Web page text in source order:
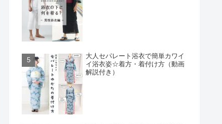
大人セパレート浴衣で簡単カワイ
イ浴衣姿☆着方・着付け方（動画
解説付き）